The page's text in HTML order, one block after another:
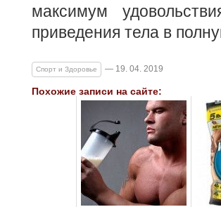
максимум
приведения тела в
Спорт и Здоровье — 19. 04. 2019
Похожие записи на сайте: